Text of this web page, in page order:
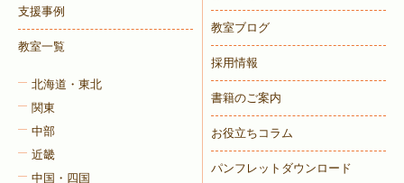
支援事例
教室一覧
北海道・東北
関東
中部
近畿
中国・四国
教室ブログ
採用情報
書籍のご案内
お役立ちコラム
パンフレットダウンロード